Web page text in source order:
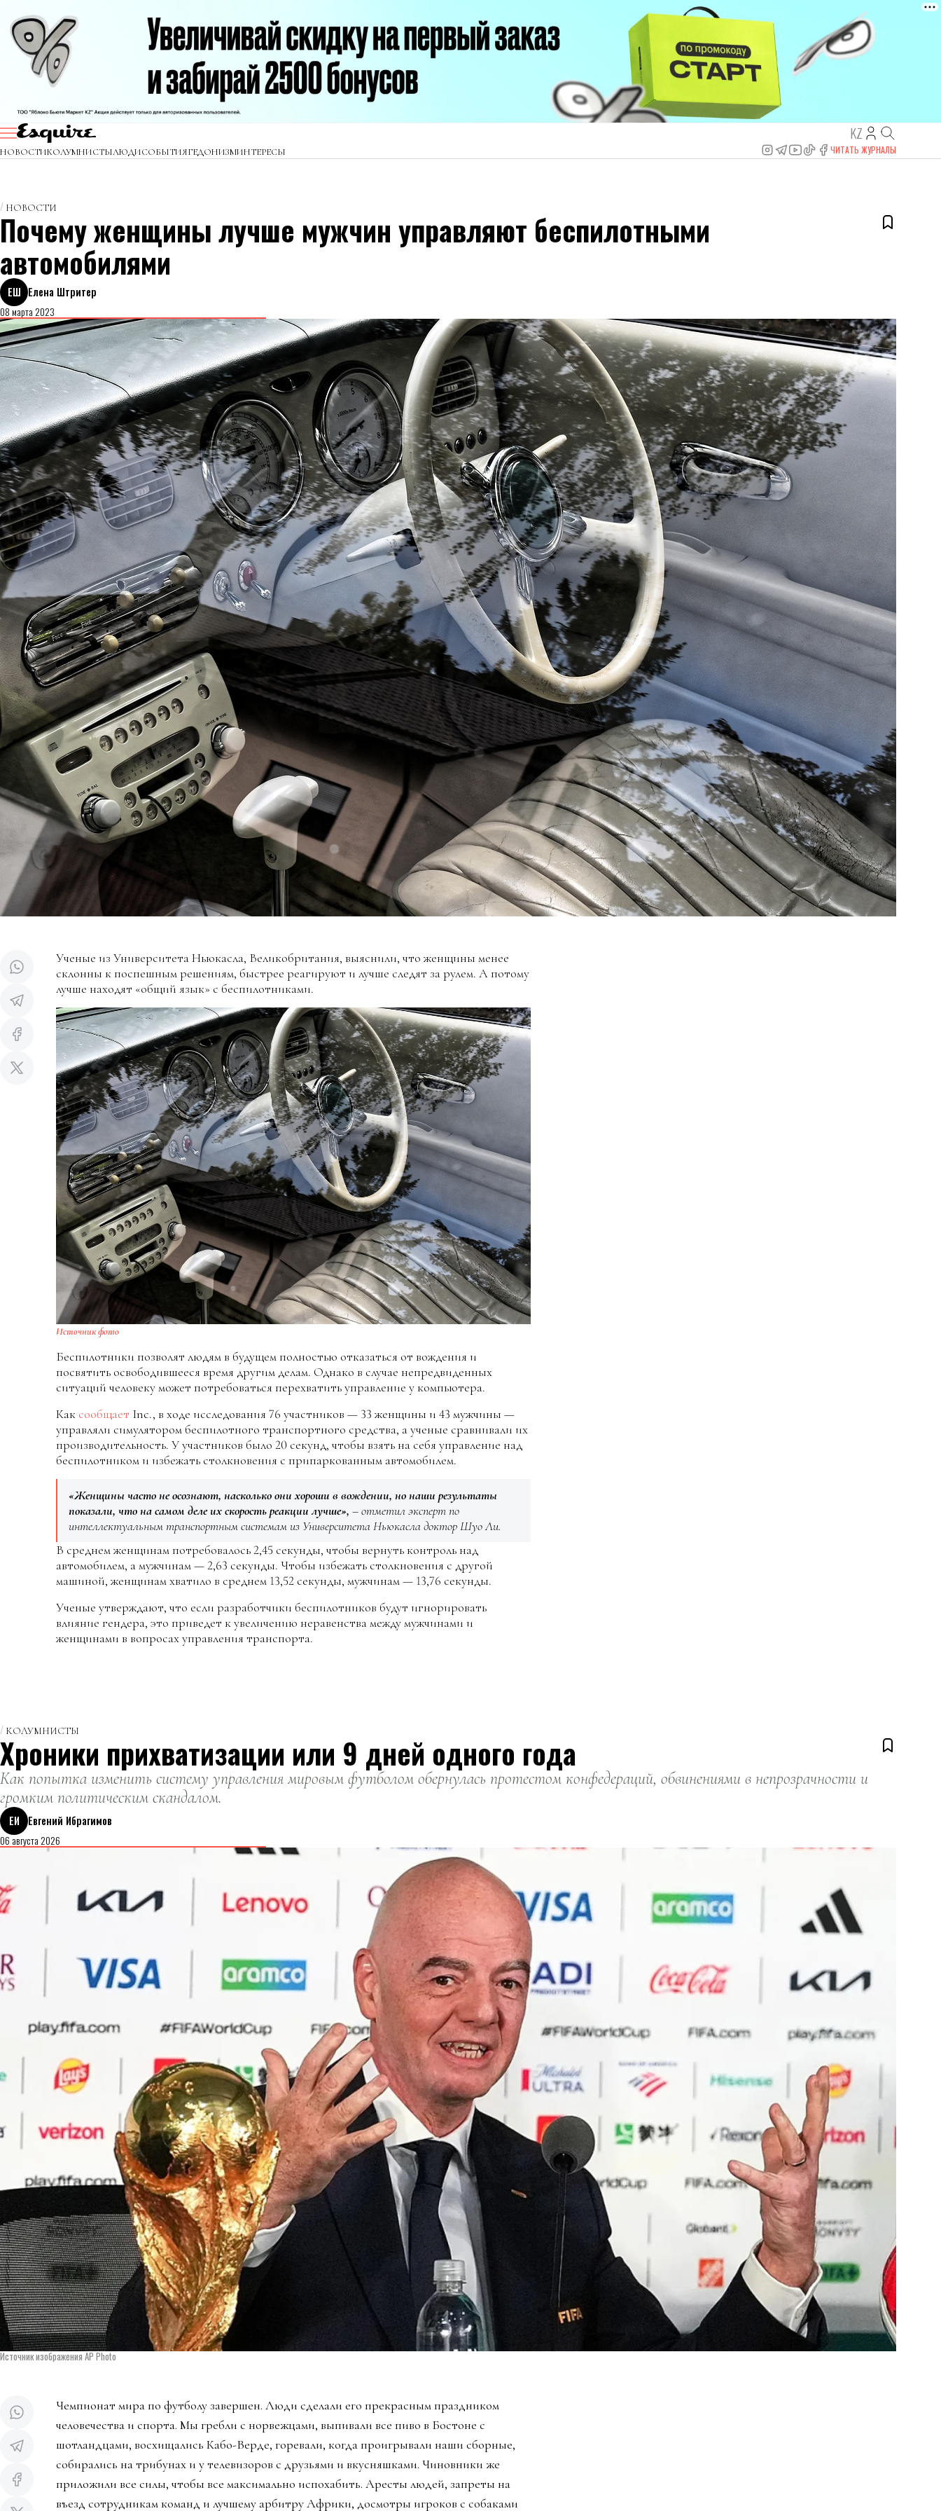
KZ
НОВОСТИКОЛУМНИСТЫЛЮДИСОБЫТИЯГЕДОНИЗМИНТЕРЕСЫ ЧИТАТЬ ЖУРНАЛЫ
НОВОСТИ
Почему женщины лучше мужчин управляют беспилотными
автомобилями
ЕШ Елена Штритер
08 марта 2023
Ученые из Университета Ньюкасла, Великобритания, выяснили, что женщины менее
склонны к поспешным решениям, быстрее реагируют и лучше следят за рулем. А потому
лучше находят «общий язык» с беспилотниками.
Источник фото
Беспилотники позволят людям в будущем полностью отказаться от вождения и
посвятить освободившееся время другим делам. Однако в случае непредвиденных
ситуаций человеку может потребоваться перехватить управление у компьютера.
Как сообщает Inc., в ходе исследования 76 участников — 33 женщины и 43 мужчины —
управляли симулятором беспилотного транспортного средства, а ученые сравнивали их
производительность. У участников было 20 секунд, чтобы взять на себя управление над
беспилотником и избежать столкновения с припаркованным автомобилем.
«Женщины часто не осознают, насколько они хороши в вождении, но наши результаты
показали, что на самом деле их скорость реакции лучше», – отметил эксперт по
интеллектуальным транспортным системам из Университета Ньюкасла доктор Шуо Ли.
В среднем женщинам потребовалось 2,45 секунды, чтобы вернуть контроль над
автомобилем, а мужчинам — 2,63 секунды. Чтобы избежать столкновения с другой
машиной, женщинам хватило в среднем 13,52 секунды, мужчинам — 13,76 секунды.
Ученые утверждают, что если разработчики беспилотников будут игнорировать
влияние гендера, это приведет к увеличению неравенства между мужчинами и
женщинами в вопросах управления транспорта.
КОЛУМНИСТЫ
Хроники прихватизации или 9 дней одного года
Как попытка изменить систему управления мировым футболом обернулась протестом конфедераций, обвинениями в непрозрачности и
громким политическим скандалом.
ЕИ
Евгений Ибрагимов
06 августа 2026
Источник изображения AP Photo
Чемпионат мира по футболу завершен. Люди сделали его прекрасным праздником
человечества и спорта. Мы гребли с норвежцами, выпивали все пиво в Бостоне с
шотландцами, восхищались Кабо-Верде, горевали, когда проигрывали наши сборные,
собирались на трибунах и у телевизоров с друзьями и вкусняшками. Чиновники же
приложили все силы, чтобы все максимально испохабить. Аресты людей, запреты на
въезд сотрудникам команд и лучшему арбитру Африки, досмотры игроков с собаками